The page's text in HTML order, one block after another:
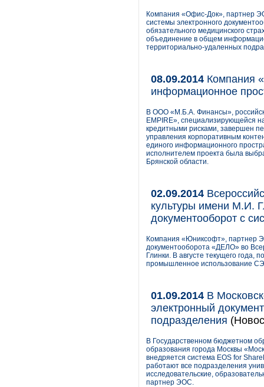
Компания «Офис-Док», партнер
системы электронного
обязательного медицинского
объединение в общем
территориально-удаленных
08.09.2014 Компания
информационное
В ООО «М.Б.А. Финансы»,
EMPIRE», специализирующейся
кредитными рисками, завершен
управления корпоративным
единого информационного
исполнителем проекта была
Брянской области.
02.09.2014
культуры имени М.И.
документооборот с
Компания «Юниксофт», партнер
документооборота «ДЕЛО» во
Глинки. В августе текущего
промышленное использование
01.09.2014 В
электронный
подразделения
В Государственном бюджетном
образования города Москвы
внедряется система EOS for
работают все подразделения
исследовательские,
партнер ЭОС.